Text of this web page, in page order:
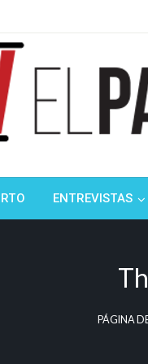
ENTREVISTAS
PÁGINA